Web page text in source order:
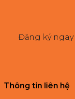
Đăng ký ngay
Thông tin liên hệ